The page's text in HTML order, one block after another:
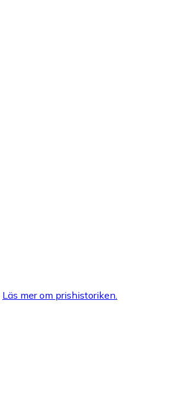
Läs mer om prishistoriken.